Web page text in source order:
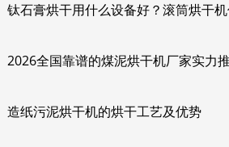
钛石膏烘干用什么设备好？滚筒烘干
2026全国靠谱的煤泥烘干机厂家实力
造纸污泥烘干机的烘干工艺及优势